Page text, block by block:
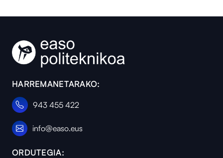
HARREMANETARAKO:
943 455 422
info@easo.eus
ORDUTEGIA: